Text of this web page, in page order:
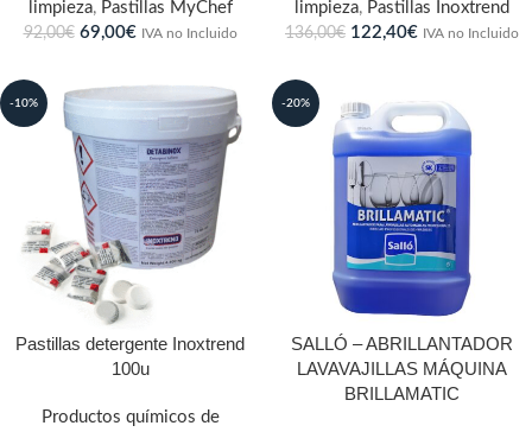
limpieza, Pastillas MyChef
92,00€ 69,00€ IVA no Incluido
limpieza, Pastillas Inoxtrend
136,00€ 122,40€ IVA no Incluido
-10%
Pastillas detergente Inoxtrend
100u
Productos químicos de
-20%
SALLÓ – ABRILLANTADOR
LAVAVAJILLAS MÁQUINA
BRILLAMATIC